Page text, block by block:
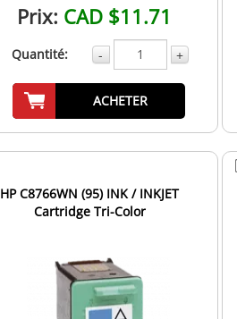
Prix: CAD $11.71
Quantité: - +
ACHETER
HP C8766WN (95) INK / INKJET
Cartridge Tri-Color